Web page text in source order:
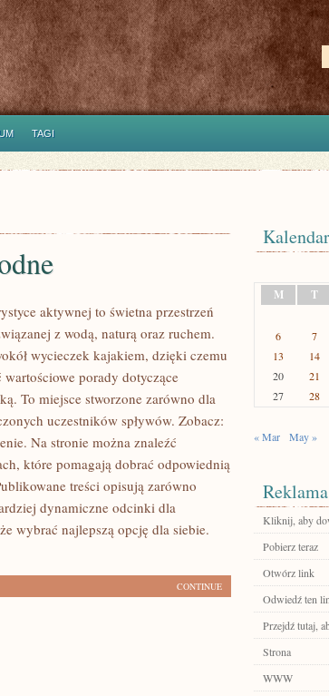
TAGI
aktywnej to świetna przestrzeń
z wodą, naturą oraz ruchem.
wycieczek kajakiem, dzięki czemu
porady dotyczące
To miejsce stworzone zarówno dla
uczestników spływów. Zobacz:
Na stronie można znaleźć
które pomagają dobrać odpowiednią
treści opisują zarówno
dynamiczne odcinki dla
wybrać najlepszą opcję dla siebie.
CONTINUE
M
T
6
7
13
14
20
21
27
28
« Mar May »
Kliknij, aby
Pobierz teraz
Otwórz link
Odwiedź ten
Przejdź tutaj,
Strona
WWW